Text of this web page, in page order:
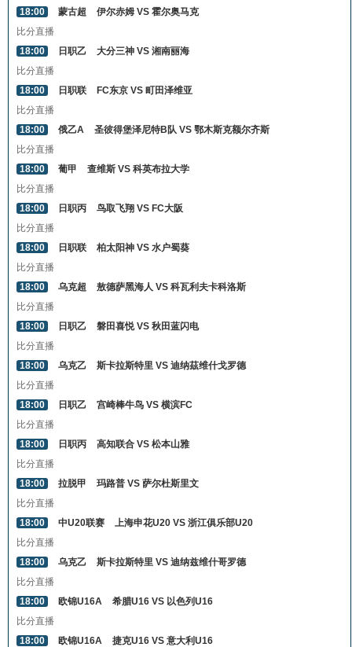
18:00
蒙古超
伊尔赤姆 VS 霍尔奥马克
比分直播
18:00
日职乙
大分三神 VS 湘南丽海
比分直播
18:00
日职联
FC东京 VS 町田泽维亚
比分直播
18:00
俄乙A
圣彼得堡泽尼特B队 VS 鄂木斯克额尔齐斯
比分直播
18:00
葡甲
查维斯 VS 科英布拉大学
比分直播
18:00
日职丙
鸟取飞翔 VS FC大阪
比分直播
18:00
日职联
柏太阳神 VS 水户蜀葵
比分直播
18:00
乌克超
敖德萨黑海人 VS 科瓦利夫卡科洛斯
比分直播
18:00
日职乙
磐田喜悦 VS 秋田蓝闪电
比分直播
18:00
乌克乙
斯卡拉斯特里 VS 迪纳茲维什戈罗德
比分直播
18:00
日职乙
宫崎棒牛鸟 VS 横滨FC
比分直播
18:00
日职丙
高知联合 VS 松本山雅
比分直播
18:00
拉脱甲
玛路普 VS 萨尔杜斯里文
比分直播
18:00
中U20联赛
上海申花U20 VS 浙江俱乐部U20
比分直播
18:00
乌克乙
斯卡拉斯特里 VS 迪纳兹维什哥罗德
比分直播
18:00
欧锦U16A
希腊U16 VS 以色列U16
比分直播
18:00
欧锦U16A 捷克U16 VS 意大利U16